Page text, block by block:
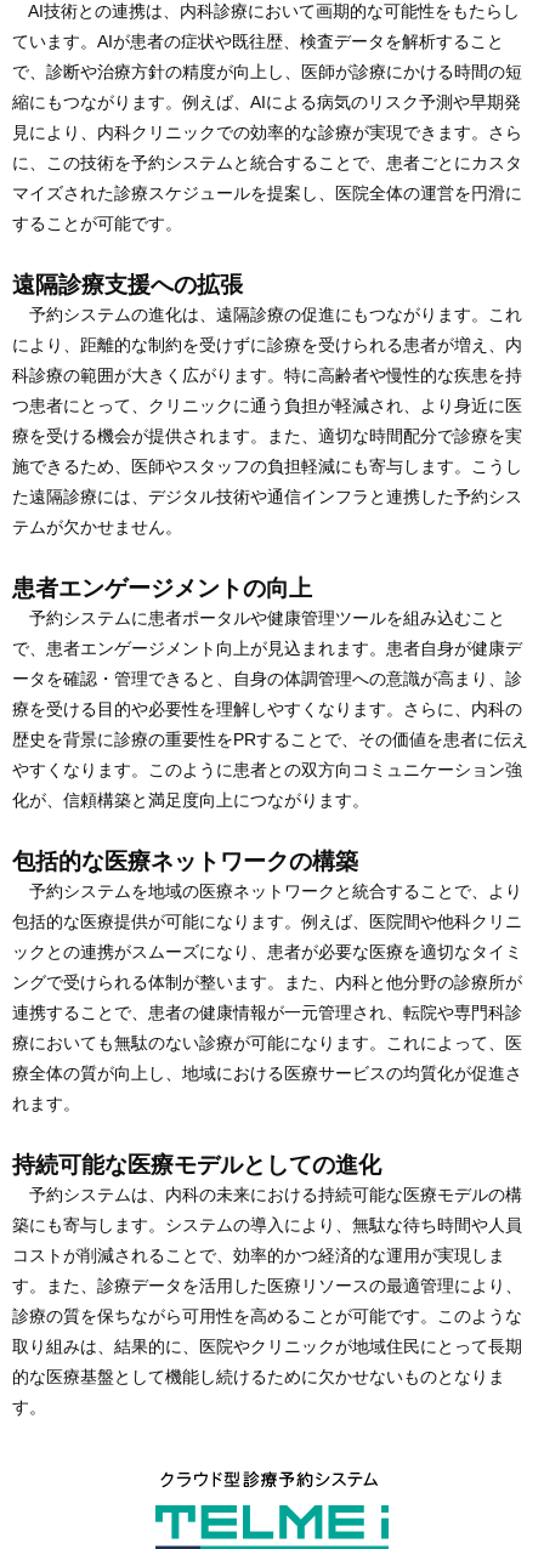
AI技術との連携は、内科診療において画期的な可能性をもたらし
ています。AIが患者の症状や既往歴、検査データを解析すること
で、診断や治療方針の精度が向上し、医師が診療にかける時間の短
縮にもつながります。例えば、AIによる病気のリスク予測や早期発
見により、内科クリニックでの効率的な診療が実現できます。さら
に、この技術を予約システムと統合することで、患者ごとにカスタ
マイズされた診療スケジュールを提案し、医院全体の運営を円滑に
することが可能です。
遠隔診療支援への拡張
予約システムの進化は、遠隔診療の促進にもつながります。これ
により、距離的な制約を受けずに診療を受けられる患者が増え、内
科診療の範囲が大きく広がります。特に高齢者や慢性的な疾患を持
つ患者にとって、クリニックに通う負担が軽減され、より身近に医
療を受ける機会が提供されます。また、適切な時間配分で診療を実
施できるため、医師やスタッフの負担軽減にも寄与します。こうし
た遠隔診療には、デジタル技術や通信インフラと連携した予約シス
テムが欠かせません。
患者エンゲージメントの向上
予約システムに患者ポータルや健康管理ツールを組み込むこと
で、患者エンゲージメント向上が見込まれます。患者自身が健康デ
ータを確認・管理できると、自身の体調管理への意識が高まり、診
療を受ける目的や必要性を理解しやすくなります。さらに、内科の
歴史を背景に診療の重要性をPRすることで、その価値を患者に伝え
やすくなります。このように患者との双方向コミュニケーション強
化が、信頼構築と満足度向上につながります。
包括的な医療ネットワークの構築
予約システムを地域の医療ネットワークと統合することで、より
包括的な医療提供が可能になります。例えば、医院間や他科クリニ
ックとの連携がスムーズになり、患者が必要な医療を適切なタイミ
ングで受けられる体制が整います。また、内科と他分野の診療所が
連携することで、患者の健康情報が一元管理され、転院や専門科診
療においても無駄のない診療が可能になります。これによって、医
療全体の質が向上し、地域における医療サービスの均質化が促進さ
れます。
持続可能な医療モデルとしての進化
予約システムは、内科の未来における持続可能な医療モデルの構
築にも寄与します。システムの導入により、無駄な待ち時間や人員
コストが削減されることで、効率的かつ経済的な運用が実現しま
す。また、診療データを活用した医療リソースの最適管理により、
診療の質を保ちながら可用性を高めることが可能です。このような
取り組みは、結果的に、医院やクリニックが地域住民にとって長期
的な医療基盤として機能し続けるために欠かせないものとなりま
す。